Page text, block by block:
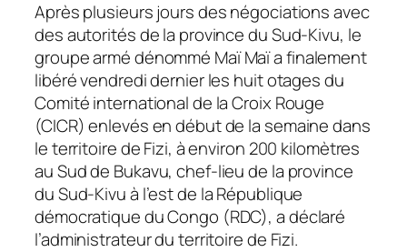
Après plusieurs jours des négociations avec
des autorités de la province du Sud-Kivu, le
groupe armé dénommé Maï Maï a finalement
libéré vendredi dernier les huit otages du
Comité international de la Croix Rouge
(CICR) enlevés en début de la semaine dans
le territoire de Fizi, à environ 200 kilomètres
au Sud de Bukavu, chef-lieu de la province
du Sud-Kivu à l’est de la République
démocratique du Congo (RDC), a déclaré
l’administrateur du territoire de Fizi.